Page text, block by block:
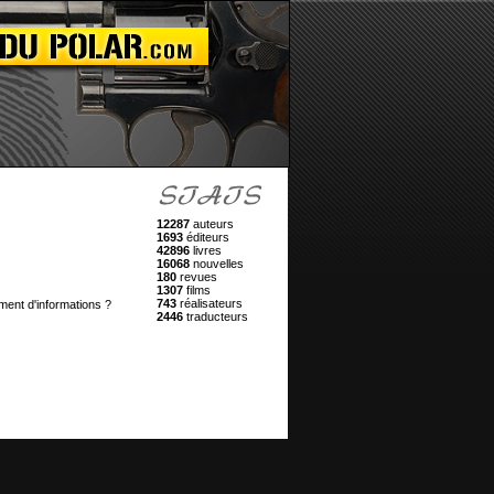
d'informations ?
12287 auteurs
1693 éditeurs
42896 livres
16068 nouvelles
180 revues
1307 films
743 réalisateurs
2446 traducteurs